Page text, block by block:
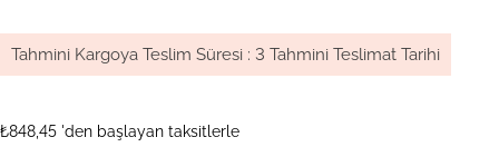
Tahmini Kargoya Teslim Süresi : 3 Tahmini Teslimat Tarihi
₺848,45 'den başlayan taksitlerle